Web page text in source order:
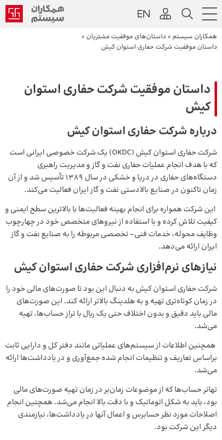
همکاران سیستم > داستان‌های موفقیت مشتریان >
داستان موفقیت شرکت حفاری استوان کیش
داستان موفقیت شرکت حفاری استوان
کیش
درباره شرکت حفاری استوان کیش
شرکت حفاری استوان کیش (OKDC) یک شرکت خصوصی ایرانی است
که با هدف انجام عملیات حفاری نفت و گاز و مدیریت راهبری
دستگاه‌های حفاری در دریا و خشکی در سال 1389 تأسیس شد و از آن
زمان تاکنون در صنایع بالادستی نفت و گاز ایران فعالیت می‌کند.
این شرکت همواره برای انجام بهینه فعالیت‌ها با بالاترین سطح ایمنی و
کیفیت تلاش کرده و با استفاده از نیروهای متخصص خود در چهارچوب
وظایف محوله، خدمات فنی- تخصصی مربوطه را به صنایع نفت و گاز
ایران ارائه می‌دهد.
نیازهای نرم‌افزاری شرکت حفاری استوان کیش
شرکت حفاری استوان کیش به دنبال این بود تا صورت‌های مالی خود را
در زمان کوتاه‌تری تهیه و به هلدینگ بالاتر ارائه کند. این صورت‌های
مالی باید دقیق و بدون اختلاف حتی یک ریال با تراز حساب‌ها، تهیه
می‌شد.
همچنین اطلاعات از سیستم‌های عملیاتی مانند دفتر کل و دارایی ثابت
براساس تعاریف و تنظیمات انجام شده جمع‌آوری و در یادداشت‌ها ارائه
می‌شد.
تهاتر حساب‌ها که از موضوعات زمان‌بر در زمان تهیه صورت‌های مالی
بود، باید به شکل اتوماتیک و با دقت بالا انجام می‌شد. همچنین انجام
اصلاحات مورد نظر حسابرس و اعمال آنها در یادداشت‌ها، نیازمندی
دیگر این شرکت بود.